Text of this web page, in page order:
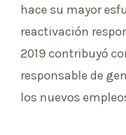
hace su mayor
reactivación
2019 contribuyó
responsable de
los nuevos